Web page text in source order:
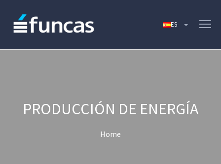
PRODUCCIÓN DE ENERGÍA
Home